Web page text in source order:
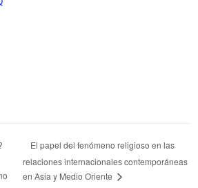
El papel del fenómeno religioso en las
relaciones internacionales contemporáneas
en Asia y Medio Oriente